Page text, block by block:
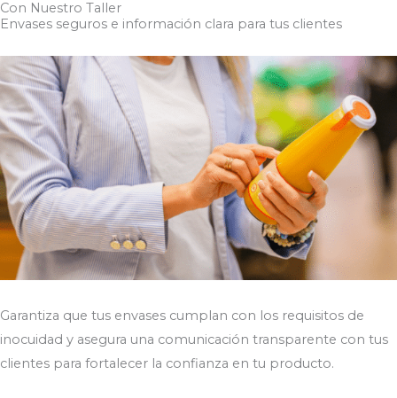
Con Nuestro Taller
Envases seguros e información clara para tus clientes
Garantiza que tus envases cumplan con los requisitos de
inocuidad y asegura una comunicación transparente con tus
clientes para fortalecer la confianza en tu producto.